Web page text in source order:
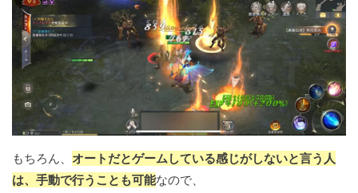
もちろん、 オートだとゲームしている感じがしないと言う人
は、手動で行うことも可能なので、